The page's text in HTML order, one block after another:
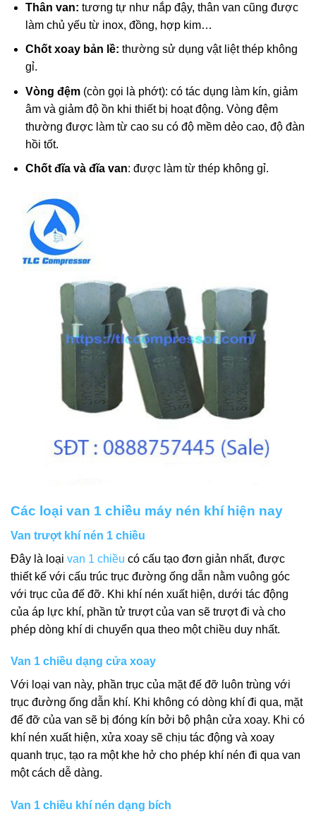
Thân van: tương tự như nắp đậy, thân van cũng được
làm chủ yếu từ inox, đồng, hợp kim…
Chốt xoay bản lề: thường sử dụng vật liệt thép không
gỉ.
Vòng đệm(còn gọi là phớt): có tác dụng làm kín, giảm
âm và giảm độ ồn khi thiết bị hoạt động. Vòng đệm
thường được làm từ cao su có độ mềm dẻo cao, độ đàn
hồi tốt.
Chốt đĩa và đĩa van: được làm từ thép không gỉ.
Các loại van 1 chiều máy nén khí hiện nay
Van trượt khí nén 1 chiều
Đây là loại van 1 chiều có cấu tạo đơn giản nhất, được
thiết kế với cấu trúc trục đường ống dẫn nằm vuông góc
với trục của đế đỡ. Khi khí nén xuất hiện, dưới tác động
của áp lực khí, phần tử trượt của van sẽ trượt đi và cho
phép dòng khí di chuyển qua theo một chiều duy nhất.
Van 1 chiều dạng cửa xoay
Với loại van này, phần trục của mặt đế đỡ luôn trùng với
trục đường ống dẫn khí. Khi không có dòng khí đi qua, mặt
đế đỡ của van sẽ bị đóng kín bởi bộ phận cửa xoay. Khi có
khí nén xuất hiện, xửa xoay sẽ chịu tác động và xoay
quanh trục, tạo ra một khe hở cho phép khí nén đi qua van
một cách dễ dàng.
Van 1 chiều khí nén dạng bích